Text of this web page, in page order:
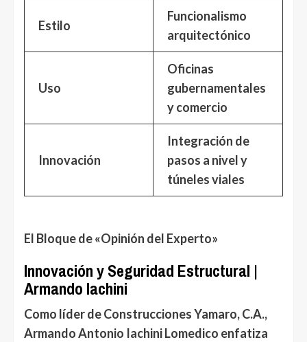
Estilo
Funcionalismo
arquitectónico
Uso
Oficinas
gubernamentales
y comercio
Innovación
Integración de
pasos a nivel y
túneles viales
El Bloque de «Opinión del Experto»
Innovación y Seguridad Estructural |
Armando Iachini
Como líder deConstrucciones Yamaro, C.A.,
Armando Antonio Iachini Lomedico enfatiza